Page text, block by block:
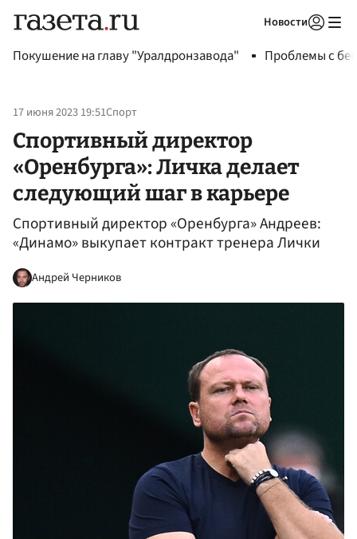
Новости
Покушение на главу "Уралдронзавода" Проблемы с
17 июня 2023 19:51Спорт
Спортивный директор
«Оренбурга»: Личка делает
следующий шаг в карьере
Спортивный директор «Оренбурга» Андреев:
«Динамо» выкупает контракт тренера Лички
Андрей Черников